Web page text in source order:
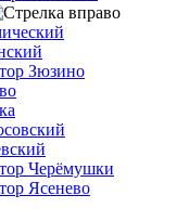
Зюзино
Черёмушки
Ясенево